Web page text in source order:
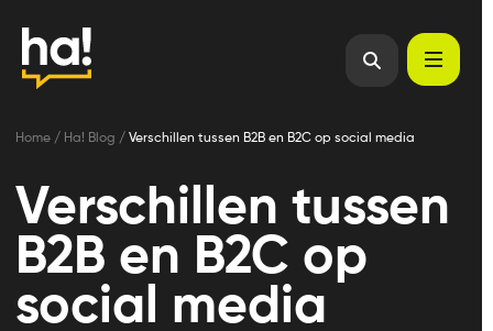
Home / Ha! Blog / Verschillen tussen B2B en B2C op social media
Verschillen tussen
B2B en B2C op
social media